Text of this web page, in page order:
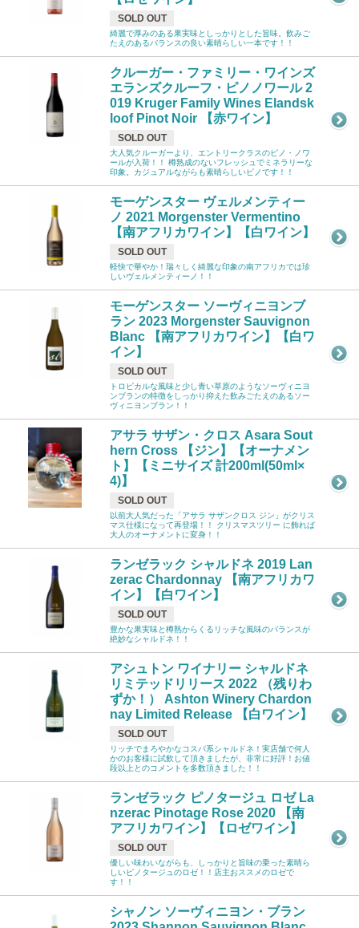
SOLD OUT
綺麗で厚みのある果実味としっかりとした旨味。飲みご
たえのあるバランスの良い素晴らしい一本です！！
クルーガー・ファミリー・ワインズ
エランズクルーフ・ピノノワール 2
019 Kruger Family Wines Elandsk
loof Pinot Noir 【赤ワイン】
SOLD OUT
大人気クルーガーより、エントリークラスのピノ・ノワ
ールが入荷！！ 樽熟成のないフレッシュでミネラリーな
印象。カジュアルながらも素晴らしいピノです！！
モーゲンスター ヴェルメンティー
ノ 2021 Morgenster Vermentino
【南アフリカワイン】【白ワイン】
SOLD OUT
軽快で華やか！瑞々しく綺麗な印象の南アフリカでは珍
しいヴェルメンティーノ！！
モーゲンスター ソーヴィニヨンブ
ラン 2023 Morgenster Sauvignon
Blanc 【南アフリカワイン】【白ワ
イン】
SOLD OUT
トロピカルな風味と少し青い草原のようなソーヴィニヨ
ンブランの特徴をしっかり抑えた飲みごたえのあるソー
ヴィニヨンブラン！！
アサラ サザン・クロス Asara Sout
hern Cross 【ジン】【オーナメン
ト】【ミニサイズ 計200ml(50ml×
4)】
SOLD OUT
以前大人気だった「アサラ サザンクロス ジン」がクリス
マス仕様になって再登場！！ クリスマスツリー に飾れば
大人のオーナメントに変身！！
ランゼラック シャルドネ 2019 Lan
zerac Chardonnay 【南アフリカワ
イン】【白ワイン】
SOLD OUT
豊かな果実味と樽熟からくるリッチな風味のバランスが
絶妙なシャルドネ！！
アシュトン ワイナリー シャルドネ
リミテッドリリース 2022 （残りわ
ずか！） Ashton Winery Chardon
nay Limited Release 【白ワイン】
SOLD OUT
リッチでまろやかなコスパ系シャルドネ！実店舗で何人
かのお客様に試飲して頂きましたが、非常に好評！お値
段以上とのコメントを多数頂きました！！
ランゼラック ピノタージュ ロゼ La
nzerac Pinotage Rose 2020 【南
アフリカワイン】【ロゼワイン】
SOLD OUT
優しい味わいながらも、しっかりと旨味の乗った素晴ら
しいピノタージュのロゼ！！店主おススメのロゼで
す！！
シャノン ソーヴィニヨン・ブラン